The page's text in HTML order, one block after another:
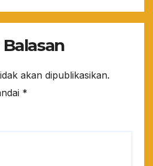
akan dipublikasikan.
*